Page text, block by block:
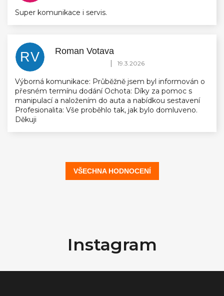
Super komunikace i servis.
RV Roman Votava
Hodnocení obchodu je 5 z 5 hvězdiček.
19.3.2026
Výborná komunikace: Průběžně jsem byl informován o
přesném termínu dodání Ochota: Díky za pomoc s
manipulací a naložením do auta a nabídkou sestavení
Profesionalita: Vše proběhlo tak, jak bylo domluveno.
Děkuji
VŠECHNA HODNOCENÍ
t
Instagram